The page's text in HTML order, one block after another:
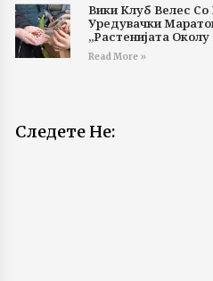
Вики Клуб Велес Со
Уредувачки
„Растенијата
Read More »
Следете Не: